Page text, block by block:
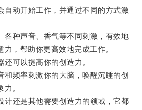
动开始工作，并通过不同的方式激
种声音、香气等不同刺激，有效地
力，帮助你更高效地完成工作。
可以提高你的创造力。
频率刺激你的大脑，唤醒沉睡的创
。
还是其他需要创造力的领域，它都